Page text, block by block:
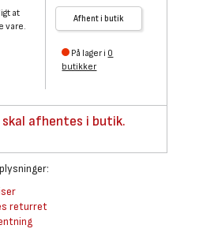
at
vare.
Afhent i butik
På lager i 0
butikker
skal afhentes i butik.
returret